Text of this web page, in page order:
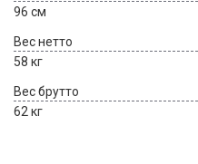
96 см
Вес нетто
58 кг
Вес брутто
62 кг